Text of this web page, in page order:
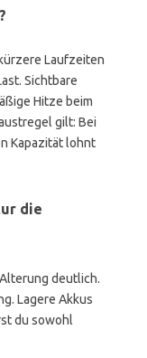
Laufzeiten
Sichtbare
Hitze beim
gilt: Bei
Kapazität lohnt
die
deutlich.
Lagere Akkus
du sowohl